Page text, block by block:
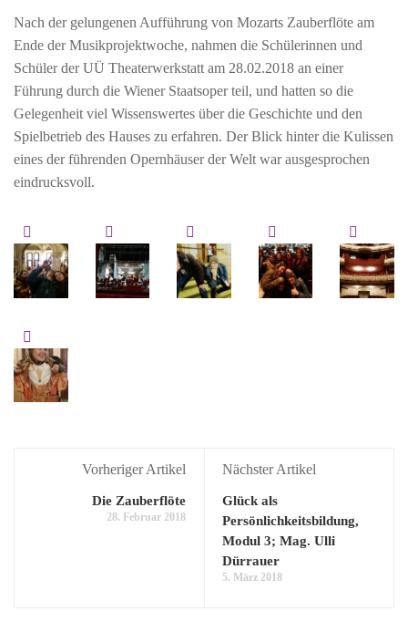
Nach der gelungenen Aufführung von Mozarts Zauberflöte am
Ende der Musikprojektwoche, nahmen die Schülerinnen und
Schüler der UÜ Theaterwerkstatt am 28.02.2018 an einer
Führung durch die Wiener Staatsoper teil, und hatten so die
Gelegenheit viel Wissenswertes über die Geschichte und den
Spielbetrieb des Hauses zu erfahren. Der Blick hinter die Kulissen
eines der führenden Opernhäuser der Welt war ausgesprochen
eindrucksvoll.
Vorheriger Artikel
Die Zauberflöte
28. Februar 2018
Nächster Artikel
Glück als
Persönlichkeitsbildung,
Modul 3; Mag. Ulli
Dürrauer
5. März 2018